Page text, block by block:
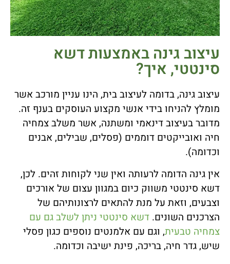
עיצוב גינה באמצעות דשא
סינטטי, איך?
עיצוב גינה, בדומה לעיצוב בית, הינו עניין מורכב אשר
מומלץ להניחו בידי אנשי מקצוע העוסקים בענף זה.
מדובר בעיצוב דינאמי ומשתנה, אשר משלב צמחיה
חיה ואובייקטים דוממים (פסלים, שבילים, אבנים
וכדומה).
אין גינה הדומה לרעותה ואין שני לקוחות זהים. לכן,
דשא סינטטי משווק כיום במגוון עצום של אורכים
וצבעים, וזאת על מנת להתאים לרצונותיהם של
הצרכנים השונים. דשא סינטטי ניתן לשלב גם עם
צמחיה טבעית, וגם עם אלמנטים נוספים כגון פסלי
שיש, גדר חיה, בריכה, פינת ישיבה וכדומה.